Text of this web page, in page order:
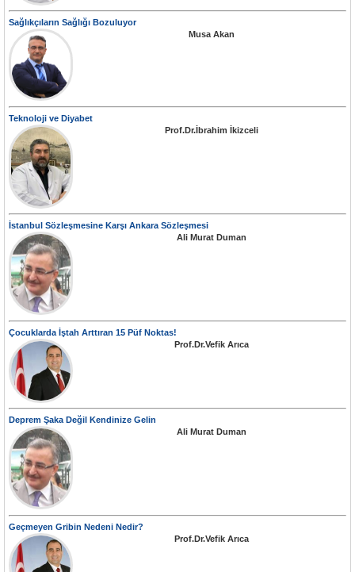
Sağlıkçıların Sağlığı Bozuluyor
Musa Akan
Teknoloji ve Diyabet
Prof.Dr.İbrahim İkizceli
İstanbul Sözleşmesine Karşı Ankara Sözleşmesi
Ali Murat Duman
Çocuklarda İştah Arttıran 15 Püf Noktas!
Prof.Dr.Vefik Arıca
Deprem Şaka Değil Kendinize Gelin
Ali Murat Duman
Geçmeyen Gribin Nedeni Nedir?
Prof.Dr.Vefik Arıca